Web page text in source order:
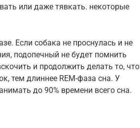
или даже тявкать. некоторые
Если собака не проснулась и не
подопечный не будет помнить
и продолжить делать то, что
тем длиннее REM-фаза сна. У
до 90% времени всего сна.